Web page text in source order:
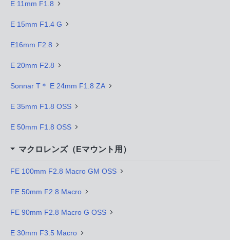
E 11mm F1.8
E 15mm F1.4 G
E16mm F2.8
E 20mm F2.8
Sonnar T＊ E 24mm F1.8 ZA
E 35mm F1.8 OSS
E 50mm F1.8 OSS
マクロレンズ（Eマウント用）
FE 100mm F2.8 Macro GM OSS
FE 50mm F2.8 Macro
FE 90mm F2.8 Macro G OSS
E 30mm F3.5 Macro